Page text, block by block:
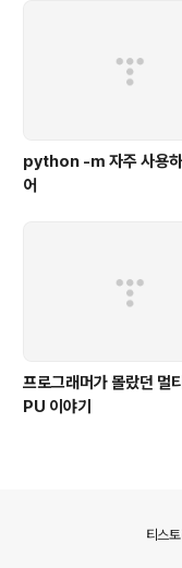
python -m 자주 사용
어
프로그래머가 몰랐던 멀
PU 이야기
티스토